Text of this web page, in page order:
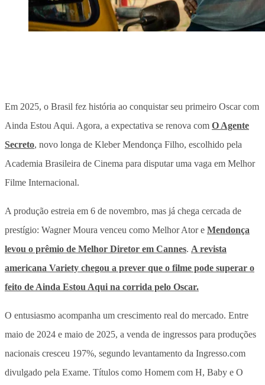
Em 2025, o Brasil fez história ao conquistar seu primeiro Oscar com
Ainda Estou Aqui. Agora, a expectativa se renova com O Agente
Secreto, novo longa de Kleber Mendonça Filho, escolhido pela
Academia Brasileira de Cinema para disputar uma vaga em Melhor
Filme Internacional.
A produção estreia em 6 de novembro, mas já chega cercada de
prestígio: Wagner Moura venceu como Melhor Ator e Mendonça
levou o prêmio de Melhor Diretor em Cannes. A revista
americana Variety chegou a prever que o filme pode superar o
feito de Ainda Estou Aqui na corrida pelo Oscar.
O entusiasmo acompanha um crescimento real do mercado. Entre
maio de 2024 e maio de 2025, a venda de ingressos para produções
nacionais cresceu 197%, segundo levantamento da Ingresso.com
divulgado pela Exame. Títulos como Homem com H, Baby e O